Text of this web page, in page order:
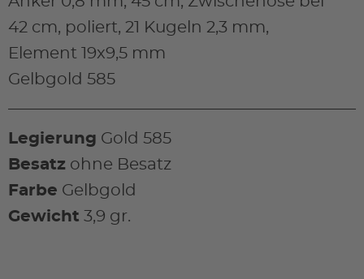
42 cm, poliert, 21 Kugeln 2,3 mm,
Element 19x9,5 mm
Gelbgold 585
Legierung Gold 585
Besatz ohne Besatz
Farbe Gelbgold
Gewicht 3,9 gr.